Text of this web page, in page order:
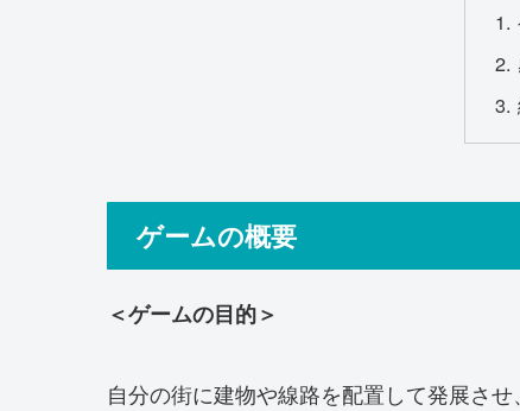
ゲームの概要
＜ゲームの目的＞
自分の街に建物や線路を配置して発展さ